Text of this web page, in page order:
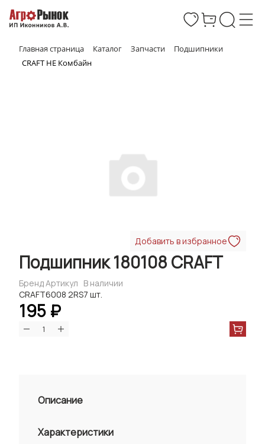
Главная страница Каталог Запчасти
Подшипники
CRAFT НЕ Комбайн
Добавить в избранное
Подшипник 180108 CRAFT
Бренд
CRAFT
Артикул
6008 2RS
В наличии
7 шт.
195 ₽
Описание
Характеристики